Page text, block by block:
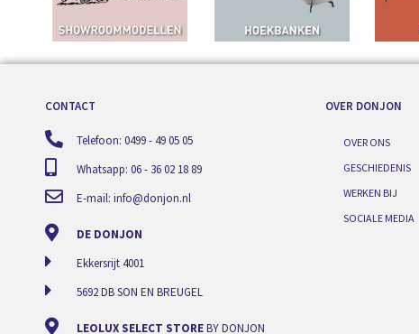
CONTACT
Telefoon: 0499 - 49 05 05
Whatsapp: 06 - 36 02 18 89
E-mail: info@donjon.nl
DE DONJON
Ekkersrijt 4001
5692 DB SON EN BREUGEL
LEOLUX SELECT STOREBY DONJON
OVER DONJON
OVER ONS
GESCHIEDENIS
WERKEN BIJ
SOCIALE MEDIA